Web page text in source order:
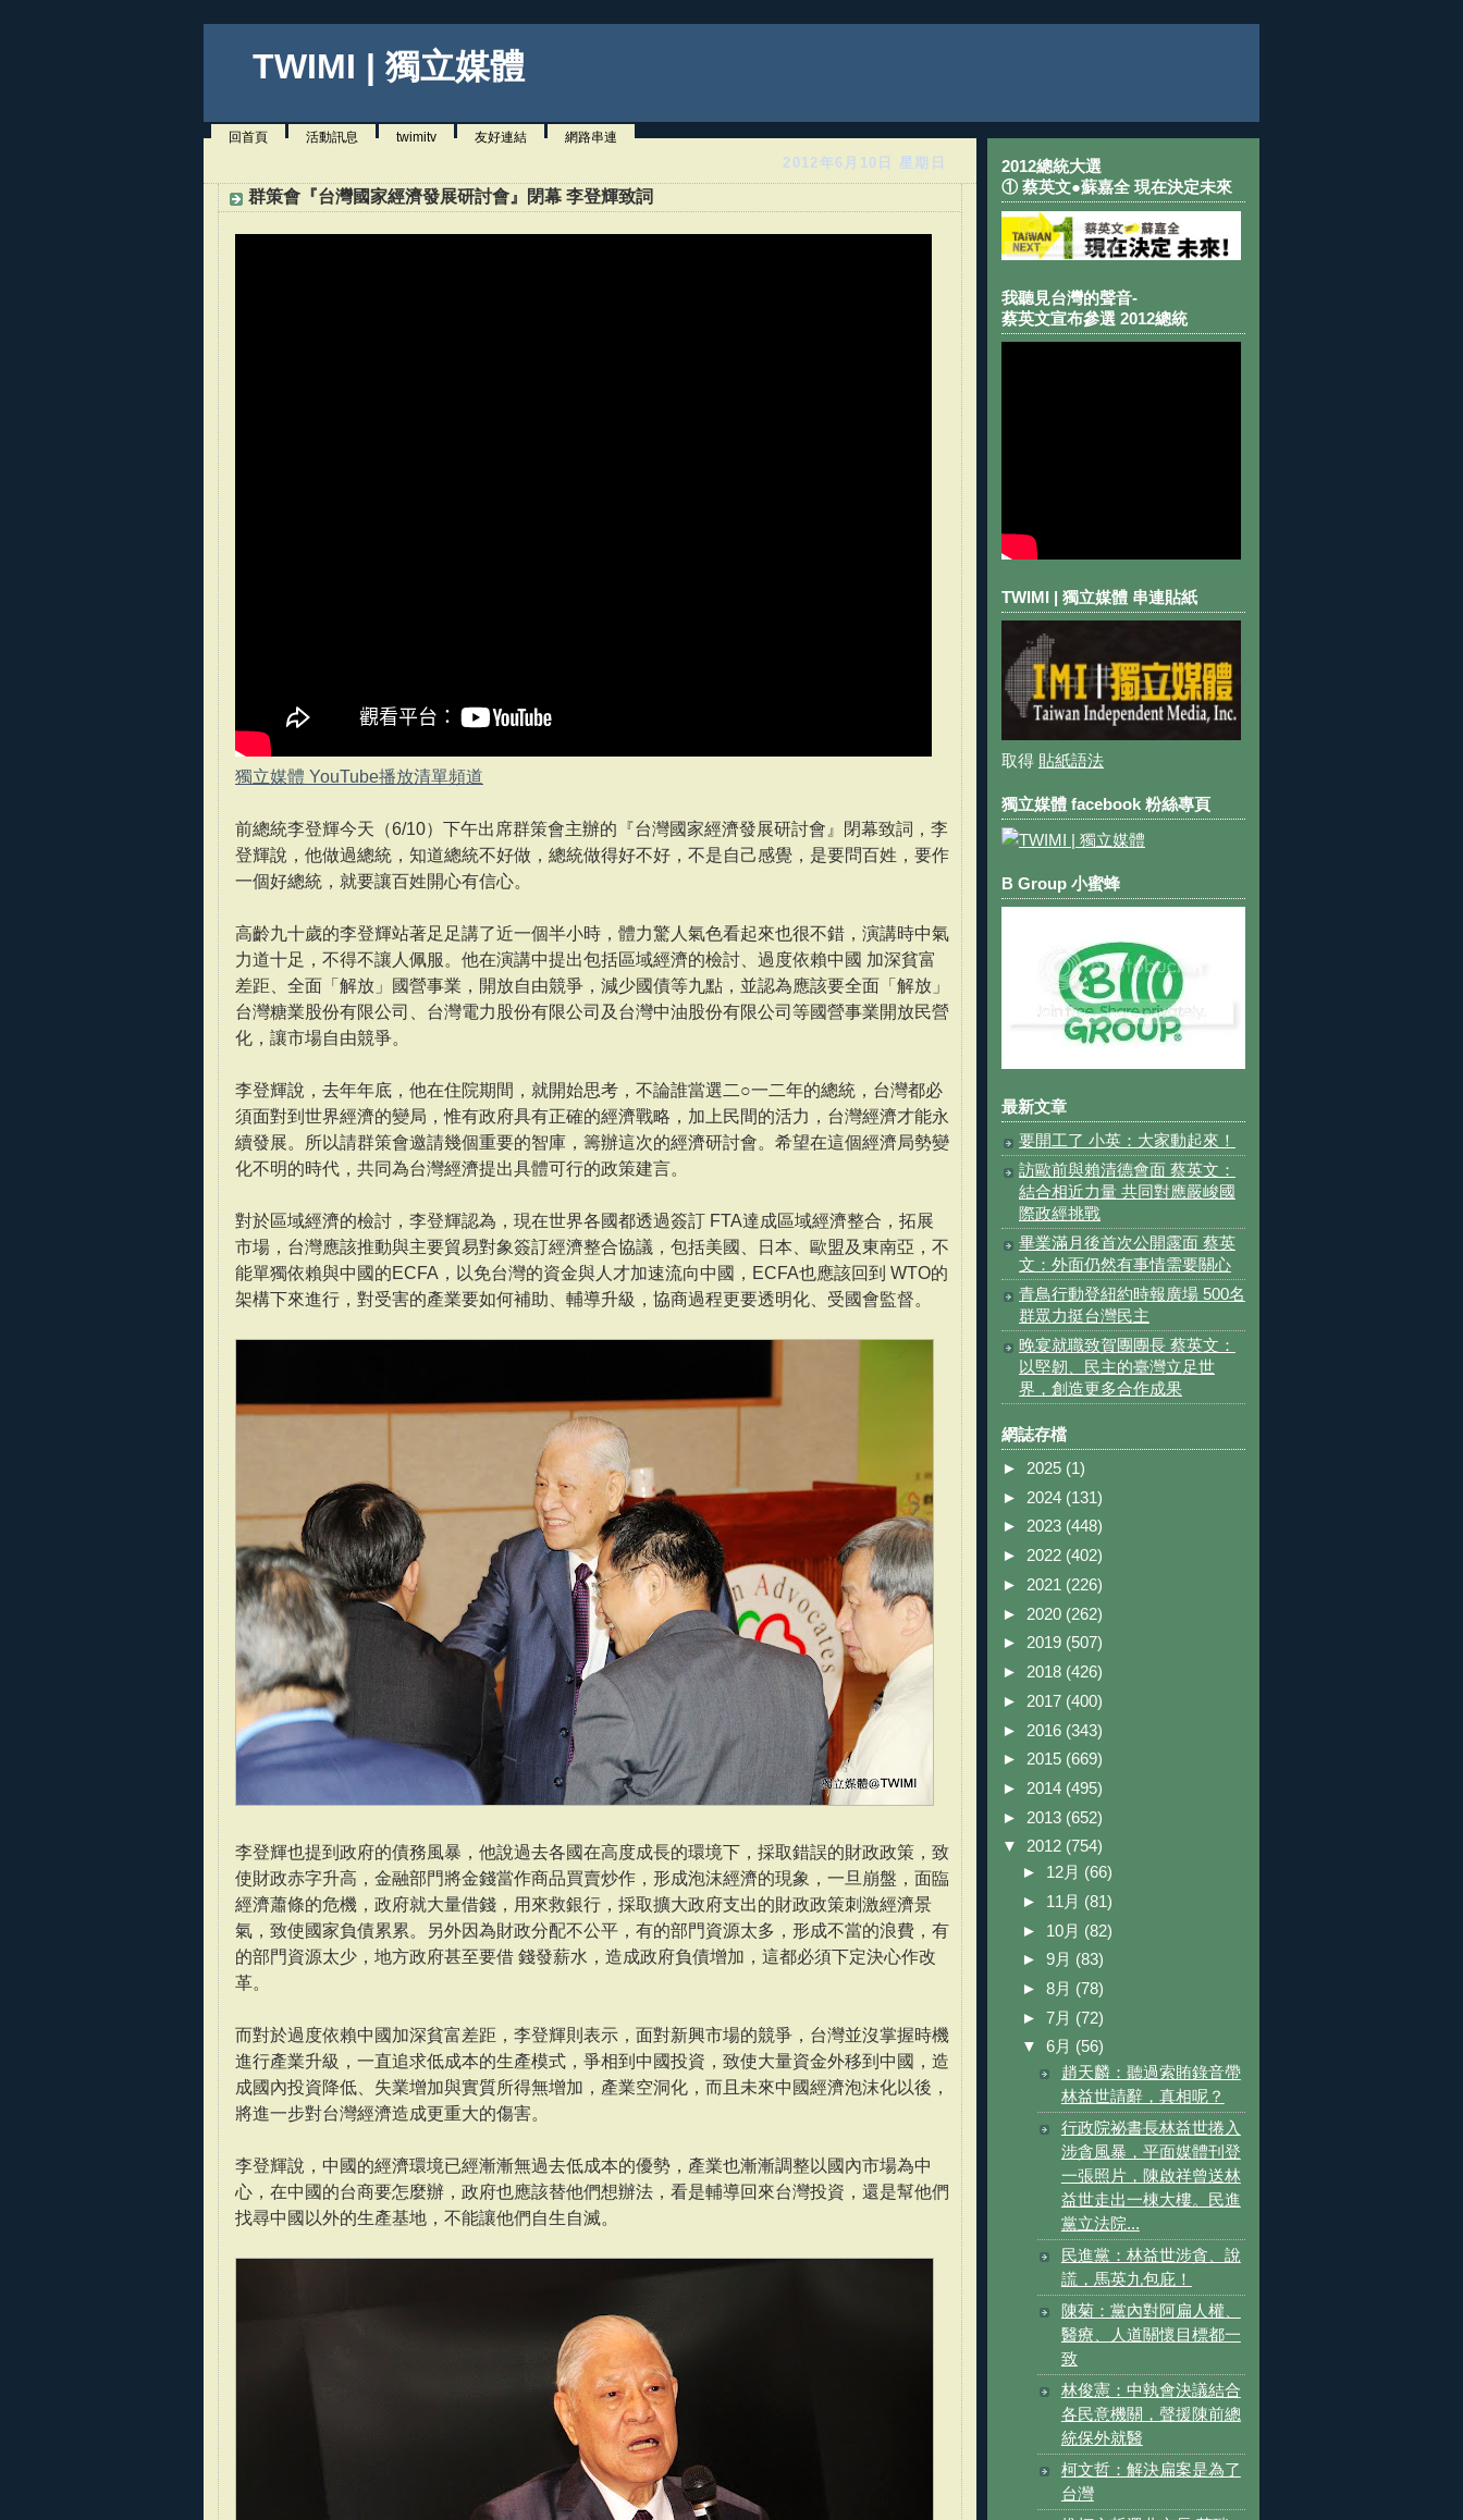
TWIMI | 獨立媒體
回首頁 活動訊息 twimitv 友好連結 網路串連
2012年6月10日 星期日
群策會『台灣國家經濟發展研討會』閉幕 李登輝致詞
獨立媒體 YouTube播放清單頻道
前總統李登輝今天（6/10）下午出席群策會主辦的『台灣國家經濟發展研討會』閉幕致詞，李
登輝說，他做過總統，知道總統不好做，總統做得好不好，不是自己感覺，是要問百姓，要作
一個好總統，就要讓百姓開心有信心。
高齡九十歲的李登輝站著足足講了近一個半小時，體力驚人氣色看起來也很不錯，演講時中氣
力道十足，不得不讓人佩服。他在演講中提出包括區域經濟的檢討、過度依賴中國 加深貧富
差距、全面「解放」國營事業，開放自由競爭，減少國債等九點，並認為應該要全面「解放」
台灣糖業股份有限公司、台灣電力股份有限公司及台灣中油股份有限公司等國營事業開放民營
化，讓市場自由競爭。
李登輝說，去年年底，他在住院期間，就開始思考，不論誰當選二○一二年的總統，台灣都必
須面對到世界經濟的變局，惟有政府具有正確的經濟戰略，加上民間的活力，台灣經濟才能永
續發展。所以請群策會邀請幾個重要的智庫，籌辦這次的經濟研討會。希望在這個經濟局勢變
化不明的時代，共同為台灣經濟提出具體可行的政策建言。
對於區域經濟的檢討，李登輝認為，現在世界各國都透過簽訂 FTA達成區域經濟整合，拓展
市場，台灣應該推動與主要貿易對象簽訂經濟整合協議，包括美國、日本、歐盟及東南亞，不
能單獨依賴與中國的ECFA，以免台灣的資金與人才加速流向中國，ECFA也應該回到 WTO的
架構下來進行，對受害的產業要如何補助、輔導升級，協商過程更要透明化、受國會監督。
李登輝也提到政府的債務風暴，他說過去各國在高度成長的環境下，採取錯誤的財政政策，致
使財政赤字升高，金融部門將金錢當作商品買賣炒作，形成泡沫經濟的現象，一旦崩盤，面臨
經濟蕭條的危機，政府就大量借錢，用來救銀行，採取擴大政府支出的財政政策刺激經濟景
氣，致使國家負債累累。另外因為財政分配不公平，有的部門資源太多，形成不當的浪費，有
的部門資源太少，地方政府甚至要借 錢發薪水，造成政府負債增加，這都必須下定決心作改
革。
而對於過度依賴中國加深貧富差距，李登輝則表示，面對新興市場的競爭，台灣並沒掌握時機
進行產業升級，一直追求低成本的生產模式，爭相到中國投資，致使大量資金外移到中國，造
成國內投資降低、失業增加與實質所得無增加，產業空洞化，而且未來中國經濟泡沫化以後，
將進一步對台灣經濟造成更重大的傷害。
李登輝說，中國的經濟環境已經漸漸無過去低成本的優勢，產業也漸漸調整以國內市場為中
心，在中國的台商要怎麼辦，政府也應該替他們想辦法，看是輔導回來台灣投資，還是幫他們
找尋中國以外的生產基地，不能讓他們自生自滅。
2012總統大選
① 蔡英文●蘇嘉全 現在決定未來
我聽見台灣的聲音-
蔡英文宣布參選 2012總統
TWIMI | 獨立媒體 串連貼紙
取得 貼紙語法
獨立媒體 facebook 粉絲專頁
B Group 小蜜蜂
最新文章
要開工了 小英：大家動起來！
訪歐前與賴清德會面 蔡英文：
結合相近力量 共同對應嚴峻國
際政經挑戰
畢業滿月後首次公開露面 蔡英
文：外面仍然有事情需要關心
青鳥行動登紐約時報廣場 500名
群眾力挺台灣民主
晚宴就職致賀團團長 蔡英文：
以堅韌、民主的臺灣立足世
界，創造更多合作成果
網誌存檔
► 2025 (1)
► 2024 (131)
► 2023 (448)
► 2022 (402)
► 2021 (226)
► 2020 (262)
► 2019 (507)
► 2018 (426)
► 2017 (400)
► 2016 (343)
► 2015 (669)
► 2014 (495)
► 2013 (652)
▼ 2012 (754)
► 12月 (66)
► 11月 (81)
► 10月 (82)
► 9月 (83)
► 8月 (78)
► 7月 (72)
▼ 6月 (56)
趙天麟：聽過索賄錄音帶
林益世請辭，真相呢？
行政院祕書長林益世捲入
涉貪風暴，平面媒體刊登
一張照片，陳啟祥曾送林
益世走出一棟大樓。民進
黨立法院...
民進黨：林益世涉貪、說
謊，馬英九包庇！
陳菊：黨內對阿扁人權、
醫療、人道關懷目標都一
致
林俊憲：中執會決議結合
各民意機關，聲援陳前總
統保外就醫
柯文哲：解決扁案是為了
台灣